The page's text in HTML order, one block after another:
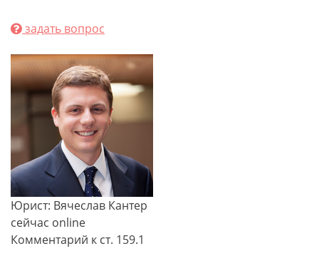
задать вопрос
Юрист: Вячеслав Кантер
сейчас online
Комментарий к ст. 159.1